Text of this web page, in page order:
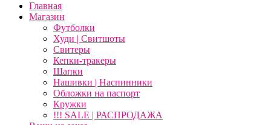
Главная
Магазин
Футболки
Худи | Свитшоты
Свитеры
Кепки-тракеры
Шапки
Нашивки | Наспинники
Обложки на паспорт
Кружки
!!! SALE | РАСПРОДАЖА